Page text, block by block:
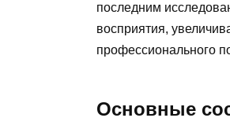
последним
восприятия,
профессионального
Основные